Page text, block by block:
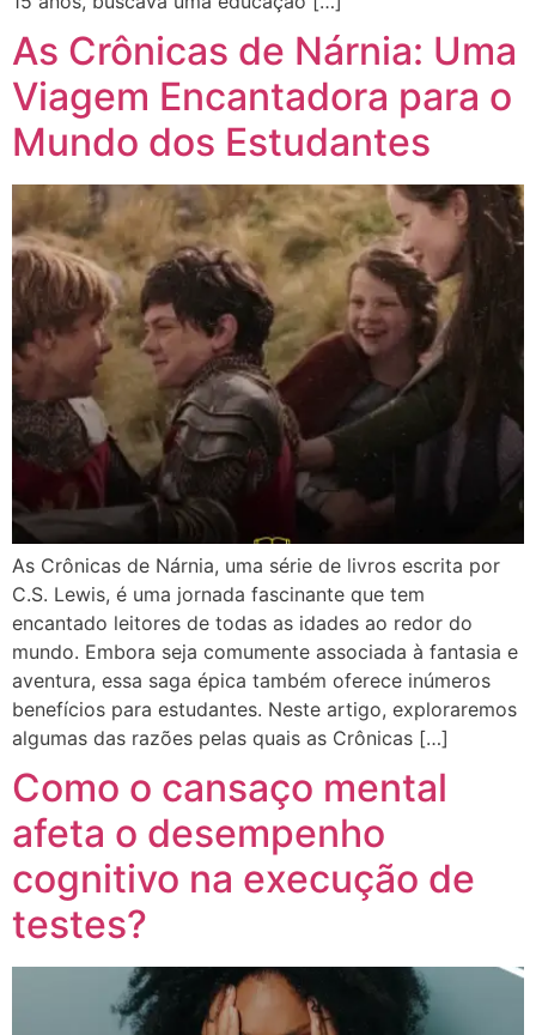
As Crônicas de Nárnia: Uma
Viagem Encantadora para o
Mundo dos Estudantes
As Crônicas de Nárnia, uma série de livros escrita por
C.S. Lewis, é uma jornada fascinante que tem
encantado leitores de todas as idades ao redor do
mundo. Embora seja comumente associada à fantasia e
aventura, essa saga épica também oferece inúmeros
benefícios para estudantes. Neste artigo, exploraremos
algumas das razões pelas quais as Crônicas […]
Como o cansaço mental
afeta o desempenho
cognitivo na execução de
testes?